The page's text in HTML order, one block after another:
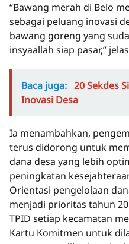
“Bawang merah di Belo
sebagai peluang inovasi
bawang goreng yang
insyaallah siap pasar,”
Baca juga: 20 Sekdes
Inovasi Desa
Ia menambahkan,
terus didorong untuk
dana desa yang lebih
peningkatan
Orientasi pengelolaan
menjadi prioritas tahun
TPID setiap kecamatan
Kartu Komitmen untuk